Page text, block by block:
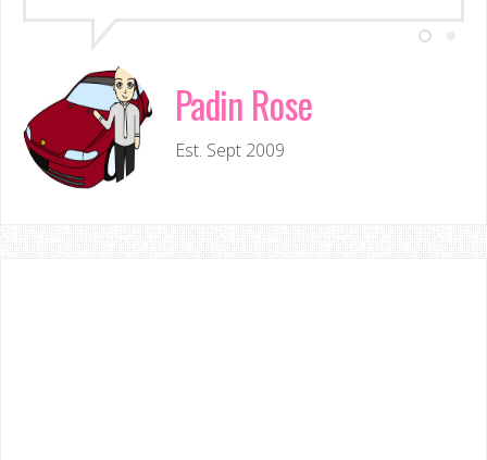
Padin Rose
Est. Sept 2009